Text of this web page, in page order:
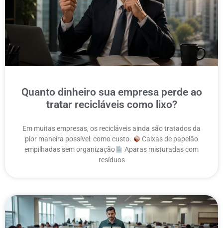
Quanto dinheiro sua empresa perde ao
tratar recicláveis como lixo?
Em muitas empresas, os recicláveis ainda são tratados da
pior maneira possível: como custo.
Caixas de papelão
empilhadas sem organização
Aparas misturadas com
resíduos